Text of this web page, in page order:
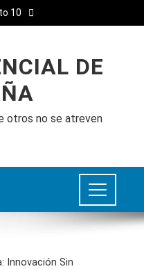
10
DE
otros no se atreven
Innovación Sin